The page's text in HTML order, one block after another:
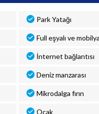
Park Yatağı
Full eşyalı ve
İnternet bağlantısı
Deniz manzarası
Mikrodalga fırın
Ocak